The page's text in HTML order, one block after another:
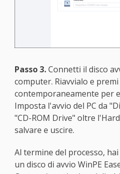
Passo 3.Connetti il disco
computer. Riavvialo e premi
contemporaneamente per
Imposta l'avvio del PC da
"CD-ROM Drive" oltre
salvare e uscire.
Al termine del processo,
un disco di avvio WinPE